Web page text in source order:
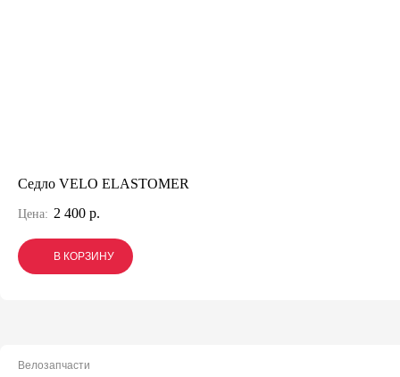
Седло VELO ELASTOMER
Цена: 2 400 р.
В КОРЗИНУ
В КОРЗИНУ
В КОРЗИНУ
Велозапчасти